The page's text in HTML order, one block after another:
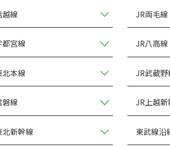
越線
都宮線
北本線
磐線
北新幹線
JR両毛線
JR八高線
JR武蔵野
JR上越
東武線沿